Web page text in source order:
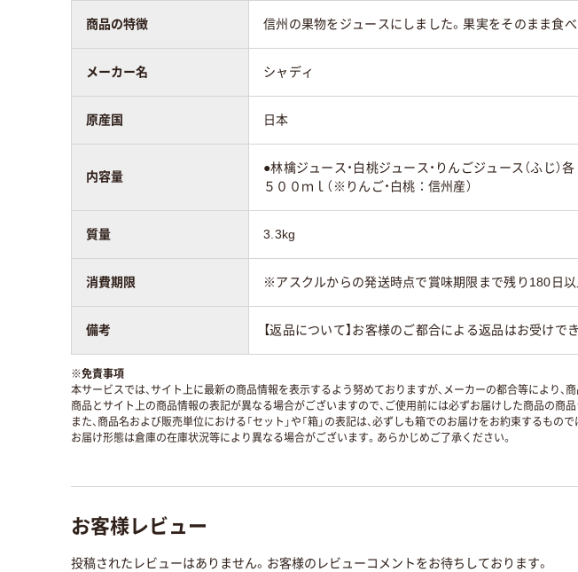
商品の特徴 信州の果物をジュースにしました。果実をそのまま食
メーカー名 シャディ
原産国 日本
内容量
●林檎ジュース・白桃ジュース・りんごジュース（ふじ）各
５００ｍｌ（※りんご・白桃：信州産）
質量 3.3kg
消費期限 ※アスクルからの発送時点で賞味期限まで残り180日以
備考 【返品について】お客様のご都合による返品はお受けで
※免責事項
本サービスでは、サイト上に最新の商品情報を表示するよう努めておりますが、メーカーの都合等により、
商品とサイト上の商品情報の表記が異なる場合がございますので、ご使用前には必ずお届けした商品の商
また、商品名および販売単位における「セット」や「箱」の表記は、必ずしも箱でのお届けをお約束するもので
お届け形態は倉庫の在庫状況等により異なる場合がございます。あらかじめご了承ください。
お客様レビュー
投稿されたレビューはありません。お客様のレビューコメントをお待ちしております。